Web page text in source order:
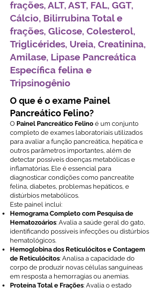
frações, ALT, AST, FAL, GGT,
Cálcio, Bilirrubina Total e
frações, Glicose, Colesterol,
Triglicérides, Ureia, Creatinina,
Amilase, Lipase Pancreática
Específica felina e
Tripsinogênio
O que é o exame Painel
Pancreático Felino?
O Painel Pancreático Felino é um conjunto
completo de exames laboratoriais utilizados
para avaliar a função pancreática, hepática e
outros parâmetros importantes, além de
detectar possíveis doenças metabólicas e
inflamatórias. Ele é essencial para
diagnosticar condições como pancreatite
felina, diabetes, problemas hepáticos, e
distúrbios metabólicos.
Este painel inclui:
Hemograma Completo com Pesquisa de
Hematozoários: Avalia a saúde geral do gato,
identificando possíveis infecções ou distúrbios
hematológicos.
Hemoglobina dos Reticulócitos e Contagem
de Reticulócitos: Analisa a capacidade do
corpo de produzir novas células sanguíneas
em resposta a hemorragias ou anemias.
Proteína Total e Frações: Avalia o estado